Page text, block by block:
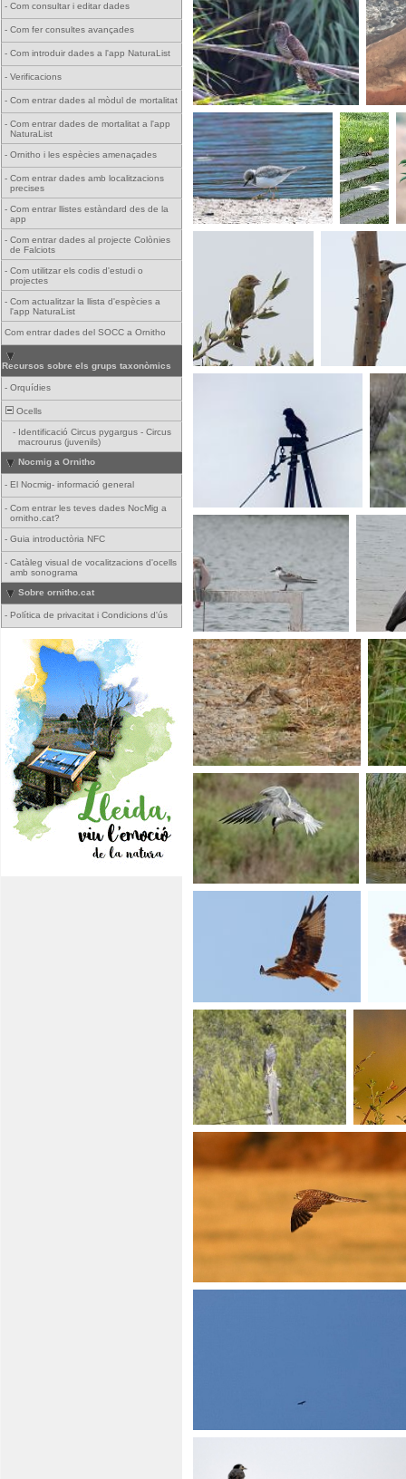
- Com consultar i editar dades
- Com fer consultes avançades
- Com introduir dades a l'app NaturaList
- Verificacions
- Com entrar dades al mòdul de mortalitat
- Com entrar dades de mortalitat a l'app
NaturaList
- Ornitho i les espècies amenaçades
- Com entrar dades amb localitzacions
precises
- Com entrar llistes estàndard des de la
app
- Com entrar dades al projecte Colònies
de Falciots
- Com utilitzar els codis d'estudi o
projectes
- Com actualitzar la llista d'espècies a
l'app NaturaList
Com entrar dades del SOCC a Ornitho
Recursos sobre els grups taxonòmics
- Orquídies
Ocells
- Identificació Circus pygargus - Circus
macrourus (juvenils)
Nocmig a Ornitho
- El Nocmig- informació general
- Com entrar les teves dades NocMig a
ornitho.cat?
- Guia introductòria NFC
- Catàleg visual de vocalitzacions d'ocells
amb sonograma
Sobre ornitho.cat
- Política de privacitat i Condicions d'ús